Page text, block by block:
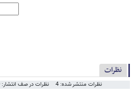
نظرات
نظرات منتشر شده: 4 نظرات در صف انتشار: 0